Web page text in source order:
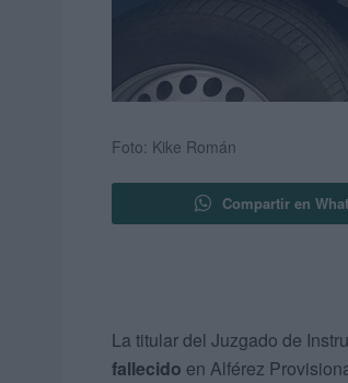
Foto: Kike Román
Compartir en
La titular del Juzgado de
fallecido en Alférez